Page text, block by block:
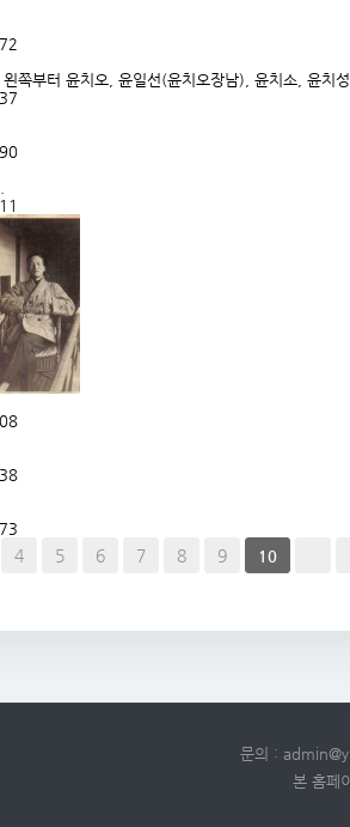
왼쪽부터 윤치오, 윤일선(윤치오장남), 윤치소, 윤치
4 5 6 7 8 9 10
문의 :
본 홈페